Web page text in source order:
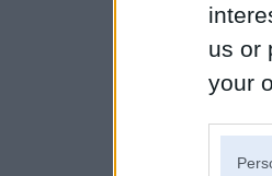
us or
your